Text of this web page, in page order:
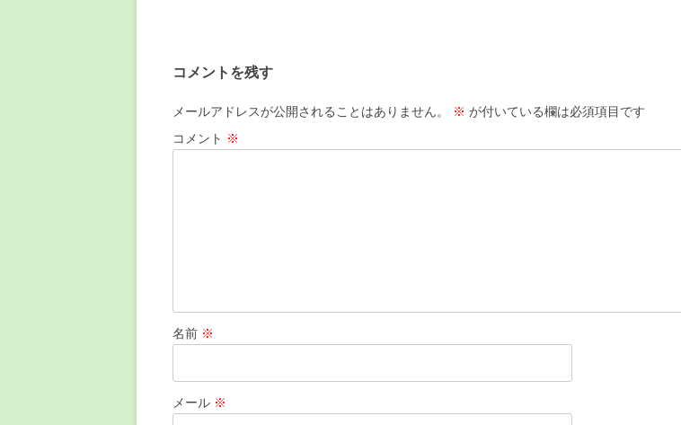
コメントを残す
メールアドレスが公開されることはありません。 ※ が付いている欄は必須項目です
コメント ※
名前 ※
メール ※